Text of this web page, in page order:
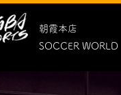
朝霞本店
SOCCER WORLD